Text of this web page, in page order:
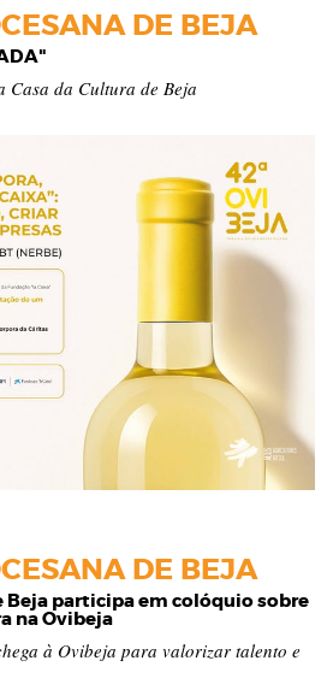
DE BEJA
Casa da Cultura de Beja
DE BEJA
Beja participa em colóquio sobre
na Ovibeja
à Ovibeja para valorizar talento e